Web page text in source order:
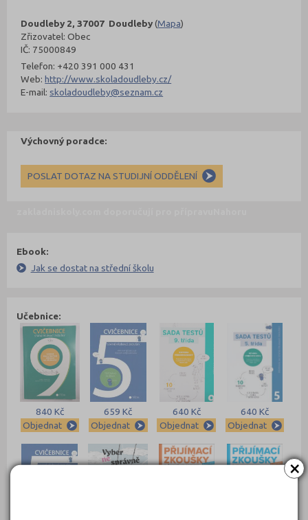
×
Doudleby 2, 37007 Doudleby(Mapa)
Zřizovatel: Obec
IČ: 75000849
Telefon: +420 391 000 431
Web:http://www.skoladoudleby.cz/
E-mail: skoladoudleby@seznam.cz
Výchovný poradce:
POSLAT DOTAZ NA STUDIJNÍ ODDĚLENÍ
Ebook:
Jak se dostat na střední školu
Učebnice:
840 Kč
Objednat
659 Kč
Objednat
640 Kč
Objednat
640 Kč
Objednat